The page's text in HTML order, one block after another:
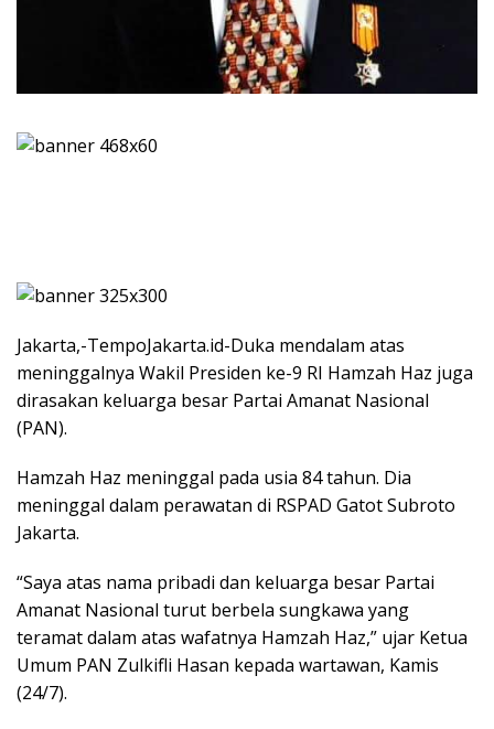
Jakarta,-TempoJakarta.id-Duka mendalam atas
meninggalnya Wakil Presiden ke-9 RI Hamzah Haz juga
dirasakan keluarga besar Partai Amanat Nasional
(PAN).
Hamzah Haz meninggal pada usia 84 tahun. Dia
meninggal dalam perawatan di RSPAD Gatot Subroto
Jakarta.
“Saya atas nama pribadi dan keluarga besar Partai
Amanat Nasional turut berbela sungkawa yang
teramat dalam atas wafatnya Hamzah Haz,” ujar Ketua
Umum PAN Zulkifli Hasan kepada wartawan, Kamis
(24/7).